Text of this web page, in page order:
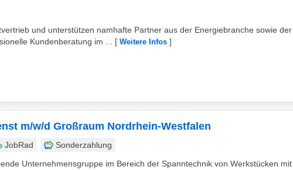
und unterstützen namhafte Partner aus der Energiebranche sowie der
Kundenberatung im ...
[ Weitere Infos ]
m/w/d Großraum Nordrhein-Westfalen
JobRad
Sonderzahlung
Unternehmensgruppe im Bereich der Spanntechnik von Werkstücken mit